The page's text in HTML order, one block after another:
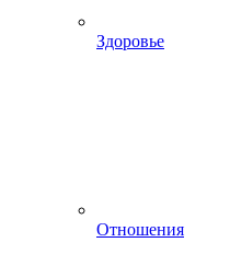
Здоровье
Отношения